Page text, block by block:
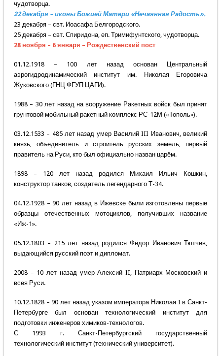
чудотворца.
22 декабря – иконы Божией Матери «Нечаянная Радость».
23 декабря – свт. Иоасафа Белгородского.
25 декабря – свт. Спиридона, еп. Тримифунтского, чудотворца.
28 ноября – 6 января – Рождественский пост
01.12.1918 – 100 лет назад основан Центральный
аэрогидродинамический институт им. Николая Егоровича
Жуковского (ГНЦ ФГУП ЦАГИ).
1988 – 30 лет назад на вооружение Ракетных войск был принят
грунтовой мобильный ракетный комплекс РС-12М («Тополь»).
03.12.1533 – 485 лет назад умер Василий III Иванович, великий
князь, объединитель и строитель русских земель, первый
правитель на Руси, кто был официально назван царём.
1898 – 120 лет назад родился Михаил Ильич Кошкин,
конструктор танков, создатель легендарного Т-34.
04.12.1928 – 90 лет назад в Ижевске были изготовлены первые
образцы отечественных мотоциклов, получивших название
«Иж-1».
05.12.1803 – 215 лет назад родился Фёдор Иванович Тютчев,
выдающийся русский поэт и дипломат.
2008 – 10 лет назад умер Алексий II, Патриарх Московский и
всея Руси.
10.12.1828 – 90 лет назад указом императора Николая I в Санкт-
Петербурге был основан технологический институт для
подготовки инженеров химиков-технологов.
С 1993 г. Санкт-Петербургский государственный
технологический институт (технический университет).